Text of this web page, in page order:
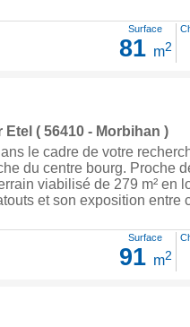
Surface
81 m2
Etel ( 56410 - Morbihan )
le cadre de votre
du centre bourg. Proche
viabilisé de 279 m² en
et son exposition entre
Surface
91 m2